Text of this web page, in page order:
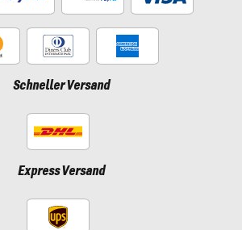
Schneller Versand
Express Versand